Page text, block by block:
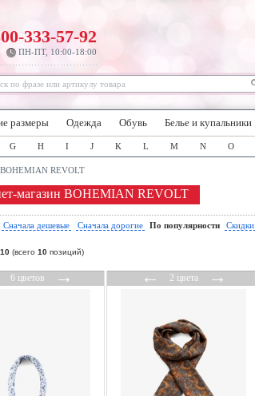
333-57-92
ПН-ПТ, 10:00-18:00
размеры Одежда Обувь Белье и купальники
G H I J K L M N O
BOHEMIAN REVOLT
магазин BOHEMIAN REVOLT
Сначала дешевые Сначала дорогие По популярности Скидки
10 (всего 10 позиций)
6 цветов→ ←2 цвета→